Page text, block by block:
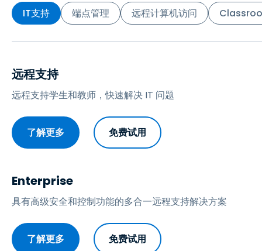
IT支持 端点管理 远程计算机访问
远程支持
远程支持学生和教师，快速解决 IT 问题
了解更多 免费试用
Enterprise
具有高级安全和控制功能的多合一远程支持解决方案
了解更多 免费试用